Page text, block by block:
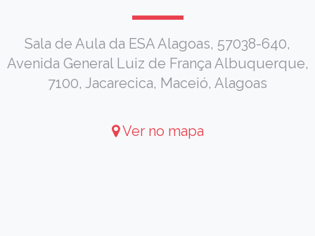
Sala de Aula da ESA Alagoas, 57038-640,
Avenida General Luiz de França Albuquerque,
7100, Jacarecica, Maceió, Alagoas
Ver no mapa